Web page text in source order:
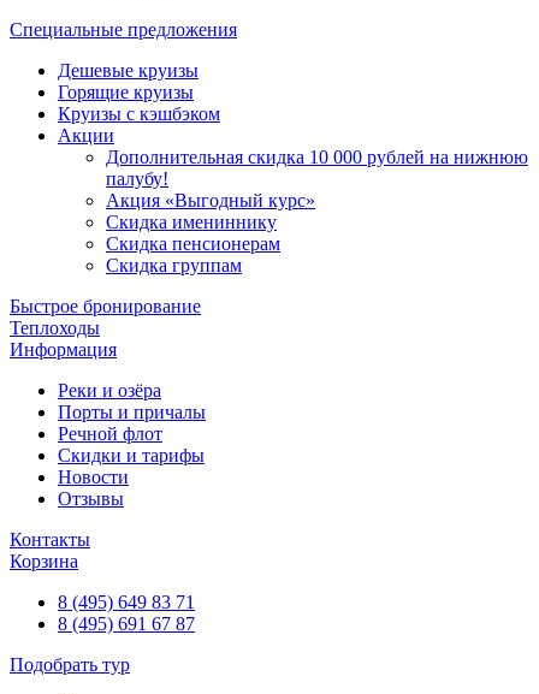
Специальные предложения
Дешевые круизы
Горящие круизы
Круизы с кэшбэком
Акции
Дополнительная скидка 10 000 рублей на нижнюю
палубу!
Акция «Выгодный курс»
Скидка имениннику
Скидка пенсионерам
Скидка группам
Быстрое бронирование
Теплоходы
Информация
Реки и озёра
Порты и причалы
Речной флот
Скидки и тарифы
Новости
Отзывы
Контакты
Корзина
8 (495) 649 83 71
8 (495) 691 67 87
Подобрать тур